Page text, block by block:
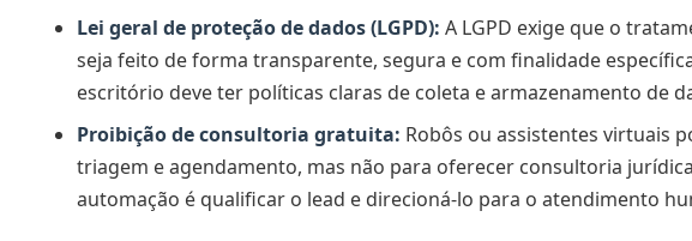
Lei geral de proteção de dados (LGPD): A LGPD exige que o
seja feito de forma transparente, segura e com finalidade
escritório deve ter políticas claras de coleta e armazenamento de
Proibição de consultoria gratuita: Robôs ou assistentes virtuais
triagem e agendamento, mas não para oferecer consultoria
automação é qualificar o lead e direcioná-lo para o atendimento